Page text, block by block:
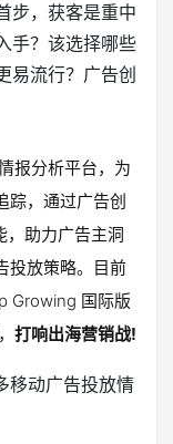
步，获客是重中
手？该选择哪些
易流行？广告创
报分析平台，为
踪，通过广告创
，助力广告主洞
投放策略。目前
Growing 国际版
， 打响出海营销战!
移动广告投放情